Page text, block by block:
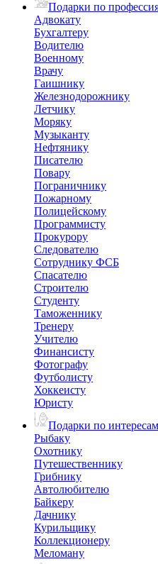
Подарки по
Адвокату
Бухгалтеру
Водителю
Военному
Врачу
Гаишнику
Железнодорожнику
Летчику
Моряку
Музыканту
Нефтянику
Писателю
Повару
Пограничнику
Пожарному
Полицейскому
Программисту
Прокурору
Следователю
Сотруднику ФСБ
Спасателю
Строителю
Студенту
Таможеннику
Тренеру
Учителю
Финансисту
Фотографу
Футболисту
Хоккеисту
Юристу
Подарки по интересам
Рыбаку
Охотнику
Путешественнику
Грибнику
Автолюбителю
Байкеру
Дачнику
Курильщику
Коллекционеру
Меломану